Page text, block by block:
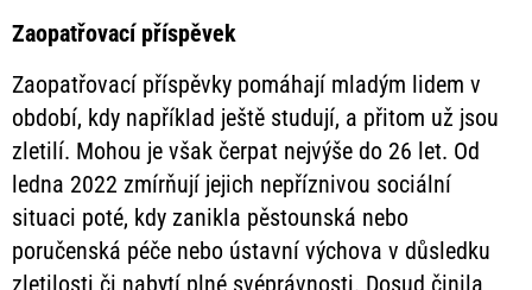
Zaopatřovací příspěvek
Zaopatřovací příspěvky pomáhají mladým lidem v
období, kdy například ještě studují, a přitom už jsou
zletilí. Mohou je však čerpat nejvýše do 26 let. Od
ledna 2022 zmírňují jejich nepříznivou sociální
situaci poté, kdy zanikla pěstounská nebo
poručenská péče nebo ústavní výchova v důsledku
zletilosti či nabytí plné svéprávnosti. Dosud činila